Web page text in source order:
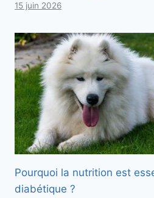
15 juin 2026
Pourquoi la nutrition est
diabétique ?